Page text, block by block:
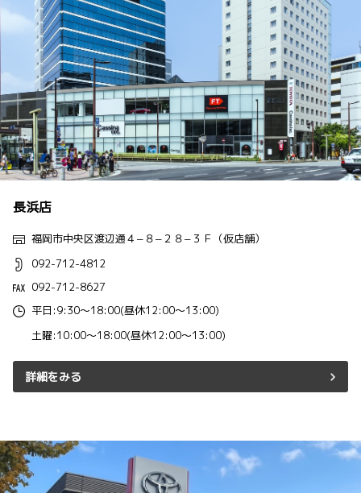
長浜店
福岡市中央区渡辺通４−８−２８−３Ｆ（仮店舗）
092-712-4812
092-712-8627
平日:9:30～18:00(昼休12:00～13:00)
土曜:10:00～18:00(昼休12:00～13:00)
詳細をみる